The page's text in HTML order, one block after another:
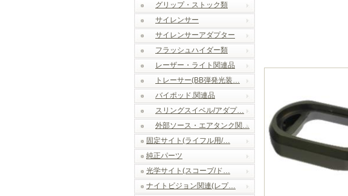
グリップ・ストック類
サイレンサー
サイレンサーアダプター
フラッシュハイダー類
レーザー・ライト関連品
トレーサー(BB弾発光装…
バイポッド.関連品
スリングスイベル/アダプ…
外部ソース・エアタンク関…
固定サイト(ライフル用/…
純正パーツ
光学サイト(スコープ/ド…
ナイトビジョン関連(レプ…